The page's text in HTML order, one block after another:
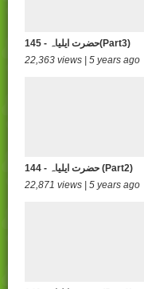
145 - حضرت ایلیاہ(Part3)
22,363 views | 5 years ago
144 - حضرت ایلیاہ (Part2)
22,871 views | 5 years ago